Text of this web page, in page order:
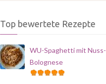
Top bewertete Rezepte
WU-Spaghetti mit Nuss-
Bolognese